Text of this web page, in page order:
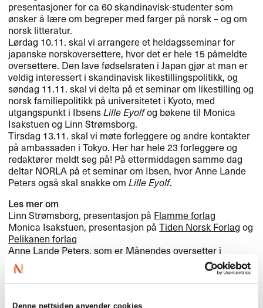
Denne nettsiden anvender cookies
presentasjoner for ca 60 skandinavisk-studenter som
ønsker å lære om begreper med farger på norsk – og om
norsk litteratur.
Lørdag 10.11. skal vi arrangere et heldagsseminar for
japanske norskoversettere, hvor det er hele 15 påmeldte
oversettere. Den lave fødselsraten i Japan gjør at man er
veldig interessert i skandinavisk likestillingspolitikk, og
søndag 11.11. skal vi delta på et seminar om likestilling og
norsk familiepolitikk på universitetet i Kyoto, med
utgangspunkt i IbsensLille Eyolfog bøkene til Monica
Isakstuen og Linn Strømsborg.
Tirsdag 13.11. skal vi møte forleggere og andre kontakter
på ambassaden i Tokyo. Her har hele 23 forleggere og
redaktører meldt seg på! På ettermiddagen samme dag
deltar NORLA på et seminar om Ibsen, hvor Anne Lande
Peters også skal snakke omLille Eyolf.
Les mer om
Linn Strømsborg, presentasjon på Flamme forlag
Monica Isakstuen, presentasjon påTiden Norsk Forlag og
Pelikanen forlag
Anne Lande Peters, som er Månendes oversetter i
november
På våreFlickr-siderfinner du også omslagene til norske